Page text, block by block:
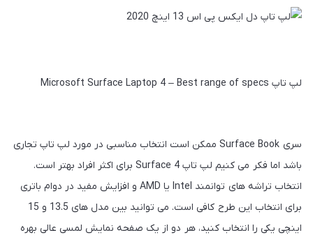
لپ تاپ Microsoft Surface Laptop 4 – Best range of specs
سری Surface Book ممکن است انتخاب مناسبی در مورد لپ‌ تاپ تجاری
باشد اما فکر می‌ کنیم لپ‌ تاپ Surface 4 برای اکثر افراد بهتر است.
انتخاب تراشه‌ های توانمند Intel یا AMD و افزایش مفید در دوام باتری
برای انتخاب این طرح کافی است. می‌ توانید بین مدل‌ های 13.5 و 15
اینچی یکی را انتخاب کنید، هر دو از یک صفحه نمایش لمسی عالی بهره